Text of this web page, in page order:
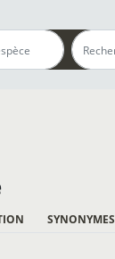
SYNONYMES